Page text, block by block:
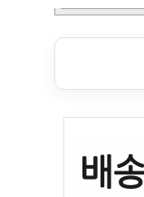
배